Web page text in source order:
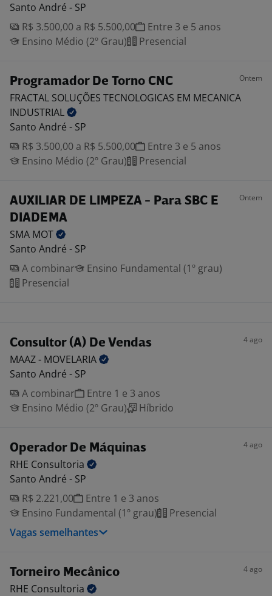
Santo André - SP
R$ 3.500,00 a R$ 5.500,00
Entre 3 e 5 anos
Ensino Médio (2º Grau)
Presencial
Programador De Torno CNC Ontem
FRACTAL SOLUÇÕES TECNOLOGICAS EM MECANICA
INDUSTRIAL
Santo André - SP
R$ 3.500,00 a R$ 5.500,00
Entre 3 e 5 anos
Ensino Médio (2º Grau)
Presencial
AUXILIAR DE LIMPEZA - Para SBC E
DIADEMA
Ontem
SMA MOT
Santo André - SP
A combinar
Ensino Fundamental (1º grau)
Presencial
Consultor (A) De Vendas 4 ago
MAAZ - MOVELARIA
Santo André - SP
A combinar
Entre 1 e 3 anos
Ensino Médio (2º Grau)
Híbrido
Operador De Máquinas 4 ago
RHE Consultoria
Santo André - SP
R$ 2.221,00
Entre 1 e 3 anos
Ensino Fundamental (1º grau)
Presencial
Vagas semelhantes
Torneiro Mecânico 4 ago
RHE Consultoria